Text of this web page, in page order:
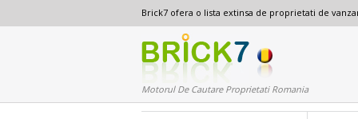
Brick7 ofera o lista extinsa de proprietati de
Motorul De Cautare Proprietati Romania